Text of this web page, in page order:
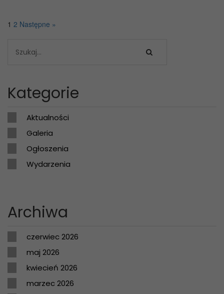
1 2 Następne »
Kategorie
Aktualności
Galeria
Ogłoszenia
Wydarzenia
Archiwa
czerwiec 2026
maj 2026
kwiecień 2026
marzec 2026